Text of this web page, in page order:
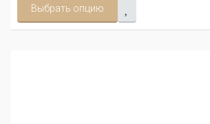
Выбрать опцию